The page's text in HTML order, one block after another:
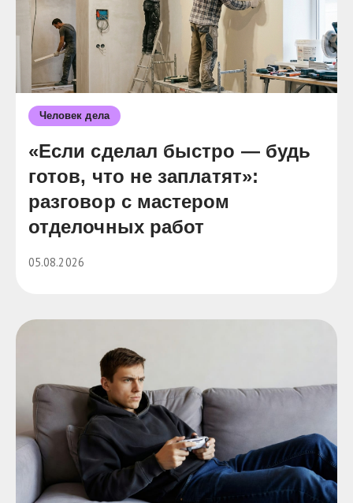
Человек дела
«Если сделал быстро — будь
готов, что не заплатят»:
разговор с мастером
отделочных работ
05.08.2026